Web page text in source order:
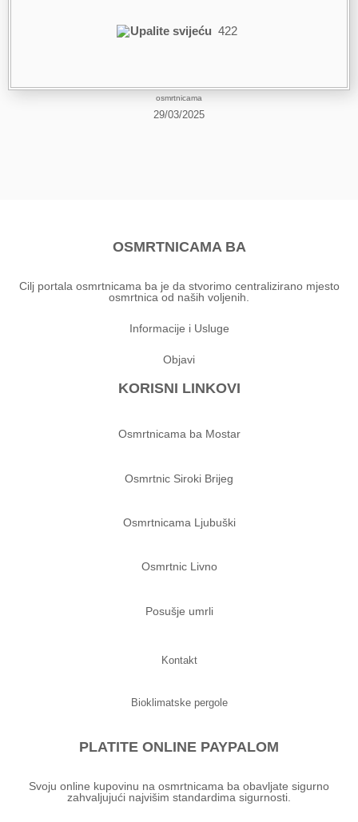
Upalite svijeću 422
osmrtnicama
29/03/2025
OSMRTNICAMA BA
Cilj portala osmrtnicama ba je da stvorimo centralizirano mjesto
osmrtnica od naših voljenih.
Informacije i Usluge
Objavi
KORISNI LINKOVI
Osmrtnicama ba Mostar
Osmrtnic Siroki Brijeg
Osmrtnicama Ljubuški
Osmrtnic Livno
Posušje umrli
Kontakt
Bioklimatske pergole
PLATITE ONLINE PAYPALOM
Svoju online kupovinu na osmrtnicama ba obavljate sigurno
zahvaljujući najvišim standardima sigurnosti.